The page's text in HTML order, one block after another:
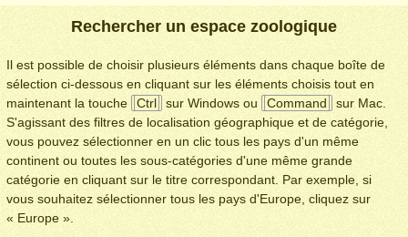
Rechercher un espace zoologique
Il est possible de choisir plusieurs éléments dans chaque boîte de
sélection ci-dessous en cliquant sur les éléments choisis tout en
maintenant la touche
Ctrl sur Windows ou Command
sur Mac.
S'agissant des filtres de localisation géographique et de catégorie,
vous pouvez sélectionner en un clic tous les pays d'un même
continent ou toutes les sous-catégories d'une même grande
catégorie en cliquant sur le titre correspondant. Par exemple, si
vous souhaitez sélectionner tous les pays d'Europe, cliquez sur
« Europe ».